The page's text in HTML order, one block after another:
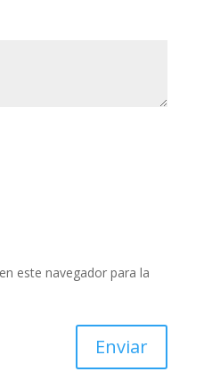
este navegador para la
Enviar